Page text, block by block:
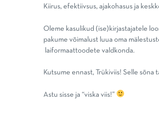
Kiirus, efektiivsus, ajakohasus ja
Oleme kasulikud (ise)kirjastajatele
pakume võimalust luua oma
laiformaattoodete valdkonda.
Kutsume ennast, Trükiviis! Selle sõna
Astu sisse ja “viska viis!”